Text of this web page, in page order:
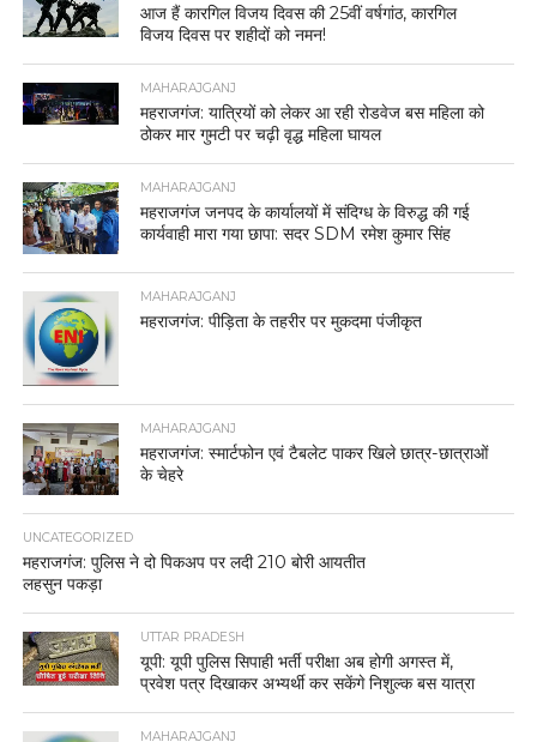
आज हैं कारगिल विजय दिवस की 25वीं वर्षगांठ, कारगिल
विजय दिवस पर शहीदों को नमन!
MAHARAJGANJ
महराजगंज: यात्रियों को लेकर आ रही रोडवेज बस महिला को
ठोकर मार गुमटी पर चढ़ी वृद्ध महिला घायल
MAHARAJGANJ
महराजगंज जनपद के कार्यालयों में संदिग्ध के विरुद्ध की गई
कार्यवाही मारा गया छापा: सदर SDM रमेश कुमार सिंह
MAHARAJGANJ
महराजगंज: पीड़िता के तहरीर पर मुकदमा पंजीकृत
MAHARAJGANJ
महराजगंज: स्मार्टफोन एवं टैबलेट पाकर खिले छात्र-छात्राओं
के चेहरे
UNCATEGORIZED
महराजगंज: पुलिस ने दो पिकअप पर लदी 210 बोरी आयतीत
लहसुन पकड़ा
UTTAR PRADESH
यूपी: यूपी पुलिस सिपाही भर्ती परीक्षा अब होगी अगस्त में,
प्रवेश पत्र दिखाकर अभ्यर्थी कर सकेंगे निशुल्क बस यात्रा
MAHARAJGANJ